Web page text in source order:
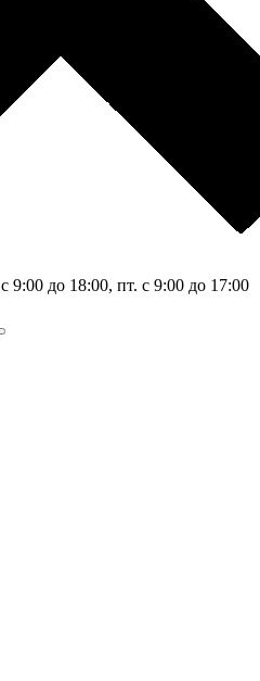
9:00 до 18:00, пт. с 9:00 до 17:00